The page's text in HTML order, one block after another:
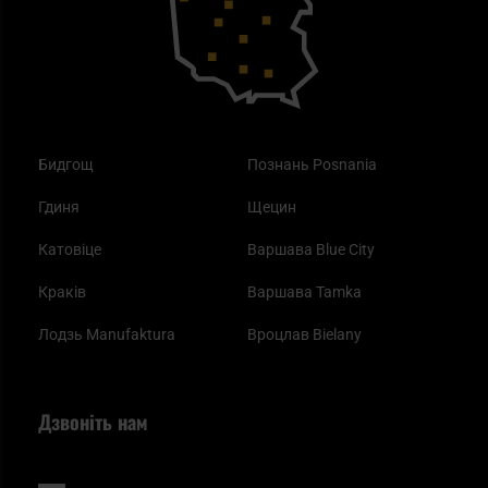
Бидгощ
Гдиня
Катовіце
Краків
Лодзь Manufaktura
Познань Posnania
Щецин
Варшава Blue City
Варшава Tamka
Вроцлав Bielany
Найкращі спальні мішки на осінь
Дзвоніть нам